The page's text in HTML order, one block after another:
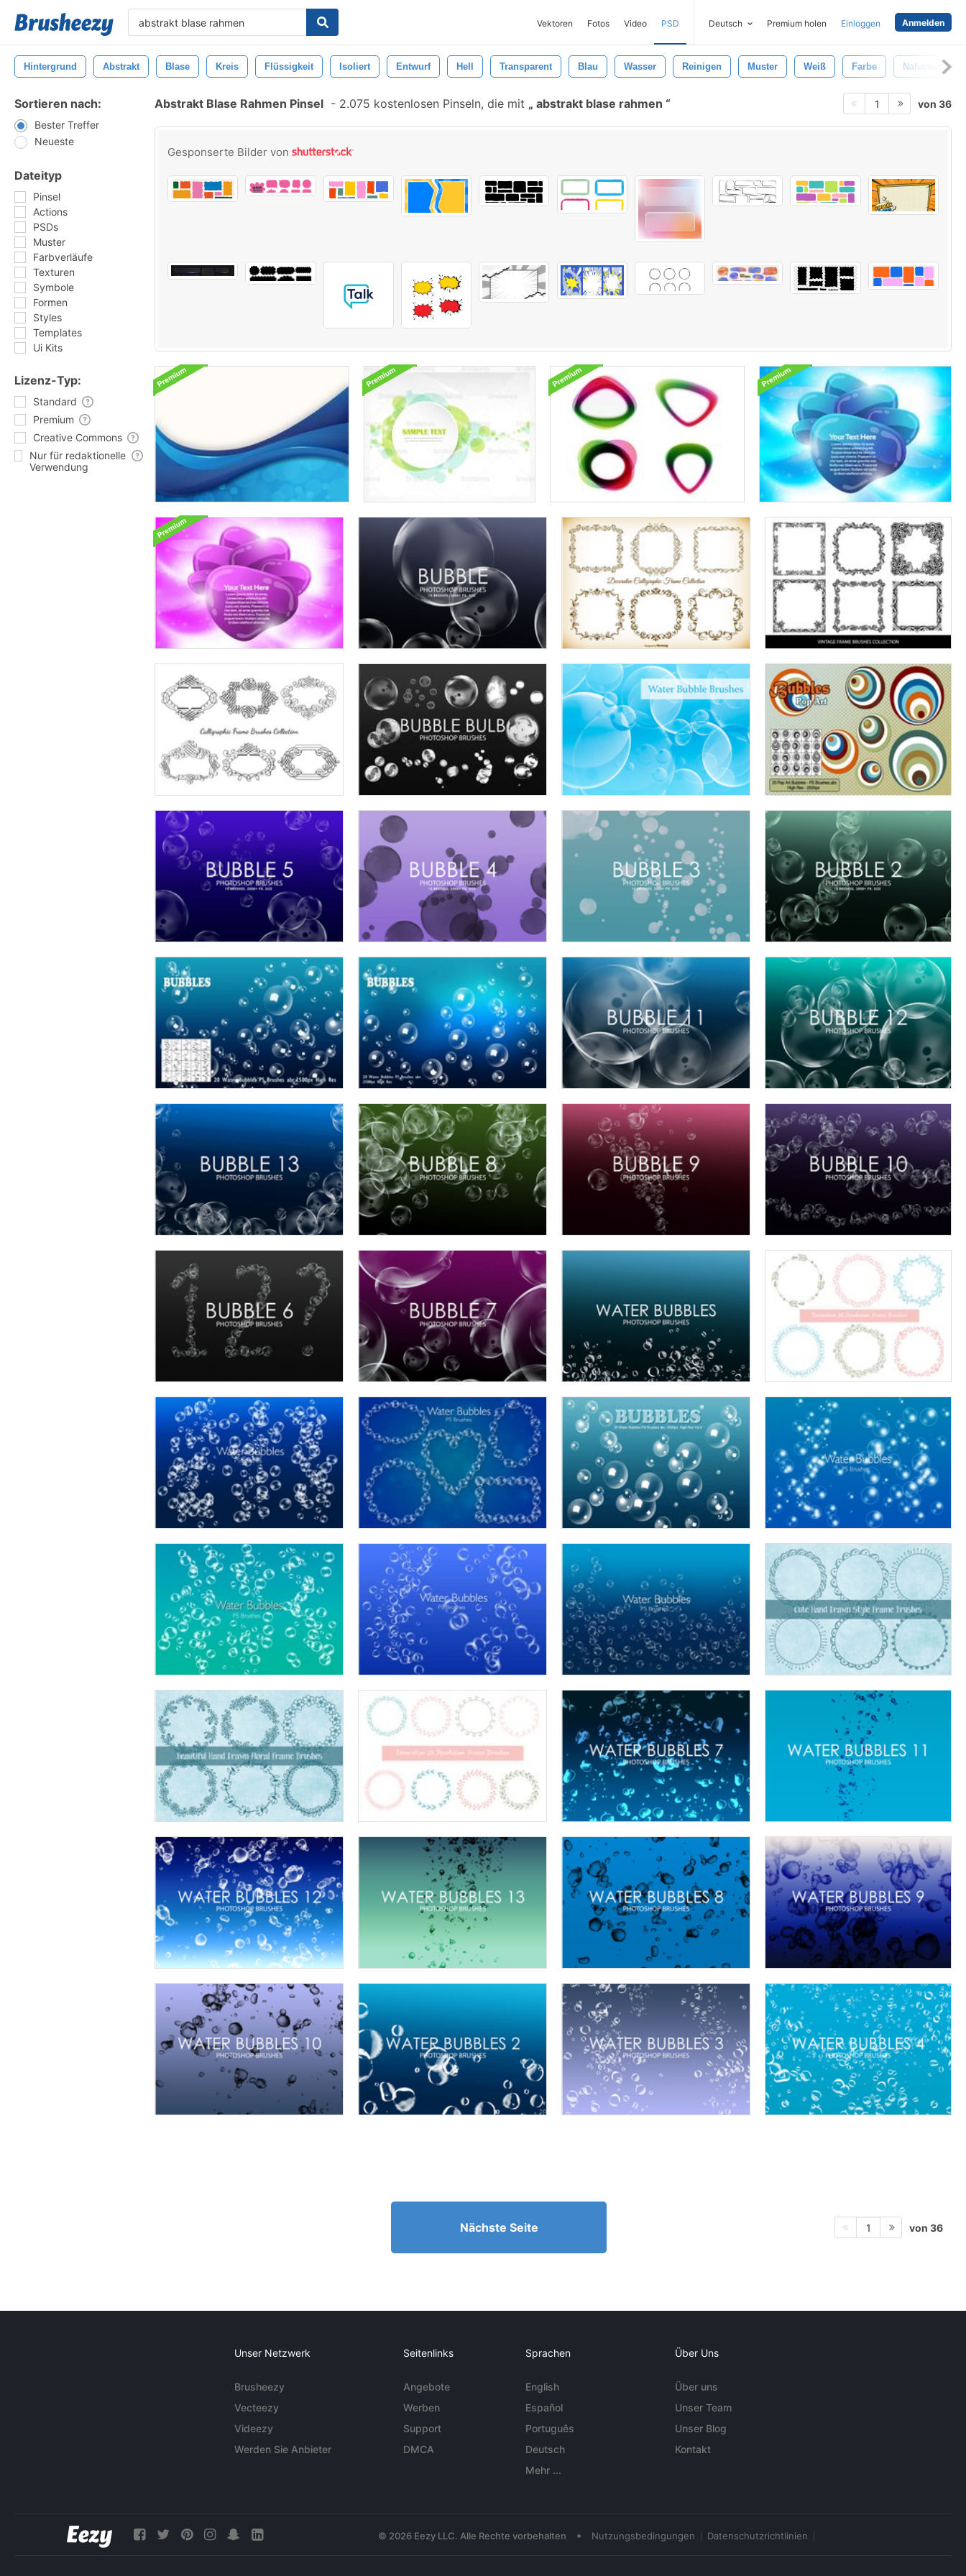
Vektoren Fotos Video PSD Deutsch Premium holen Einloggen Anmelden
Hintergrund Abstrakt Blase Kreis Flüssigkeit Isoliert Entwurf Hell Transparent Blau Wasser Reinigen Muster Weiß Farbe Nahansicht
Sortieren nach:
Bester Treffer
Neueste
Dateityp
Pinsel
Actions
PSDs
Muster
Farbverläufe
Texturen
Symbole
Formen
Styles
Templates
Ui Kits
Lizenz-Typ:
Standard
Premium
Creative Commons
Nur für redaktionelle
Verwendung
Abstrakt Blase Rahmen Pinsel - 2.075 kostenlosen Pinseln, die mit abstrakt blase rahmen 1 von 36
Gesponserte Bilder von
Nächste Seite 1 von 36
Unser Netzwerk
Brusheezy
Vecteezy
Videezy
Werden Sie Anbieter
Seitenlinks
Angebote
Werben
Support
DMCA
Sprachen
English
Español
Português
Deutsch
Mehr ...
Über Uns
Über uns
Unser Team
Unser Blog
Kontakt
© 2026 Eezy LLC. Alle Rechte vorbehalten • Nutzungsbedingungen Datenschutzrichtlinien